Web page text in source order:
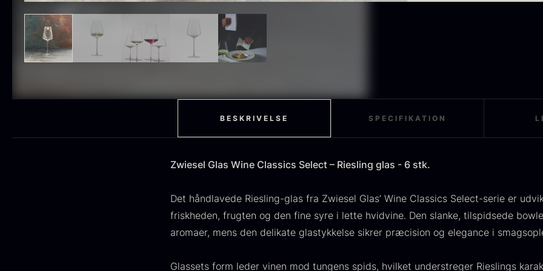
Tåler opvaskemaskine:
Håndvask: Ja
Vægt: 156 g
Volumen: 586 ml
Kendetegn
friske og aromatiske
elegance.
BESKRIVELSE SPECIFIKATION
Zwiesel Glas Wine Classics Select – Riesling glas - 6 stk.
Det håndlavede Riesling-glas fra Zwiesel Glas’ Wine Classics Select-serie er
friskheden, frugten og den fine syre i lette hvidvine. Den slanke, tilspidsede
aromaer, mens den delikate glastykkelse sikrer præcision og elegance i
Glassets form leder vinen mod tungens spids, hvilket understreger Rieslings